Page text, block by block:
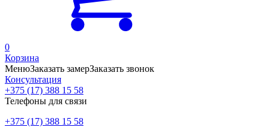
0
Корзина
МенюЗаказать замерЗаказать звонок
Консультация
+375 (17) 388 15 58
Телефоны для связи
+375 (17) 388 15 58